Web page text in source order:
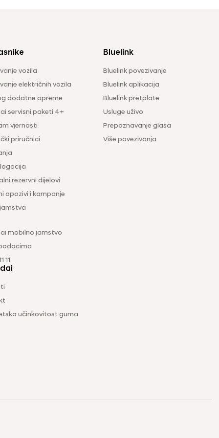
vozila
električnih vozila
dodatne opreme
servisni paketi 4+
vjernosti
priručnici
rezervni dijelovi
opozivi i kampanje
mobilno jamstvo
11
Bluelink
Bluelink povezivanje
Bluelink aplikacija
Bluelink pretplate
Usluge uživo
Prepoznavanje glasa
Više povezivanja
učinkovitost guma